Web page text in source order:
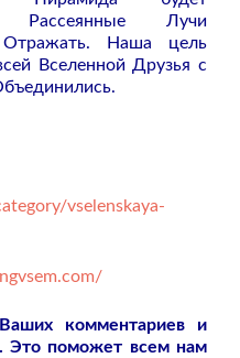
Рассеянные Лучи
Наша цель
Вселенной Друзья с
vselenskaya-
комментариев и
Это поможет всем нам